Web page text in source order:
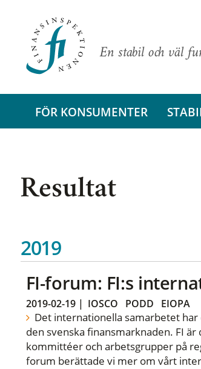
En stabil och väl
FÖR KONSUMENTER
Resultat
2019
FI-forum: FI:s
2019-02-19| IOSCO PODD EIOPA
Det internationella samarbetet
den svenska finansmarknaden. FI
kommittéer och arbetsgrupper på
forum berättade vi mer om vårt